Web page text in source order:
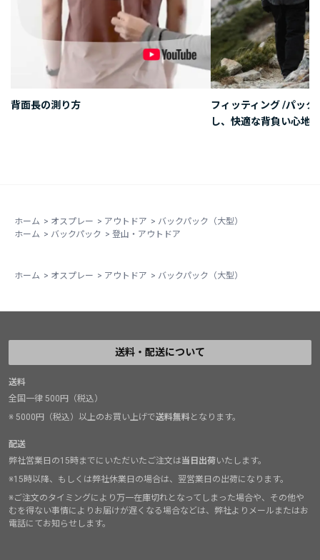
背面長の測り方
フィッティング /パッ
し、快適な背負い心地
ホーム > オスプレー > アウトドア > バックパック（大型）
ホーム > バックパック > 登山・アウトドア
ホーム > オスプレー > アウトドア > バックパック（大型）
送料・配送について
送料
全国一律 500円（税込）
※ 5000円（税込）以上のお買い上げで送料無料となります。
配送
弊社営業日の15時までにいただいたご注文は当日出荷いたします。
※15時以降、もしくは弊社休業日の場合は、翌営業日の出荷になります。
※ご注文のタイミングにより万一在庫切れとなってしまった場合や、その他や
むを得ない事情によりお届けが遅くなる場合などは、弊社よりメールまたはお
電話にてお知らせします。